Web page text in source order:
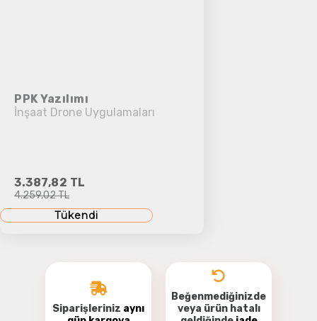
PPK Yazılımı
İnşaat Drone Uygulamaları
3.387,82 TL
4.259,02 TL
Tükendi
Siparişleriniz aynı
Beğenmediğinizde
veya ürün hatalı